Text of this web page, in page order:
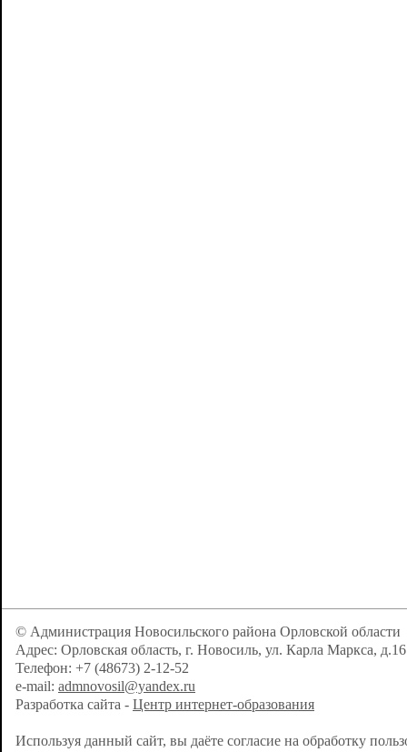
© Администрация Новосильского района Орловской области
Адрес: Орловская область, г. Новосиль, ул. Карла Маркса, д.16
Телефон: +7 (48673) 2-12-52
e-mail: admnovosil@yandex.ru
Разработка сайта - Центр интернет-образования
Используя данный сайт, вы даёте согласие на обработку